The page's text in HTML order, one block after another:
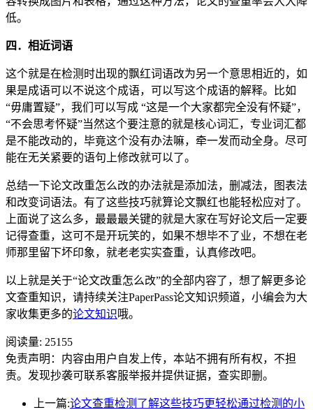
低。
四．相近词语
这个就是在检测时出现的飘红词语改为另一个意思相近的，如
果是成语可以不说这个成语，可以写这个成语的解释。比如
“毋庸置疑”，我们可以写成 “这是一个大家都完全没有怀疑”，
“不会思考怀疑”当然这个要注意的就是核心词汇，专业词汇都
是不能改动的，毕竟这个没有办法嘛，牵一发而动全身。尽可
能在无关紧要的语句上修改就可以了。
总结一下论文改重怎么改的办法就是添加法，删减法，图表法
和改变词语法。有了这些技巧就算论文飘红也能轻松应对了。
上面说了这么多，最最最关键的就是大家在写好论文后一定要
记得查重，这可不是开玩笑的，如果不想毕不了业，不想在老
师那里留下坏印象，就老老实实查重，认真修改吧。
以上就是关于“论文改重怎么改”的全部内容了，想了解更多论
文查重知识，请持续关注PaperPass论文知识频道，小编会为大
家收集更多的论文知识哦。
阅读量: 25155
免责声明：内容由用户自发上传，本站不拥有所有权，不担
责。发现抄袭可联系客服举报并提供证据，查实即删。
上一篇:论文查重检测了解这些技巧更轻松通过检测的小